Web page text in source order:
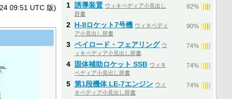
09:51 UTC 版) 1 誘導装置 ウィキペディア小見出し
辞書
92%
2 H-IIロケット7号機 ウィキペディ
ア小見出し辞書
90%
3 ペイロード・フェアリング ウ
ィキペディア小見出し辞書
74%
4 固体補助ロケット SSB ウィキ
ペディア小見出し辞書
74%
5 第1段機体 LE-7エンジン ウィ
キペディア小見出し辞書
74%